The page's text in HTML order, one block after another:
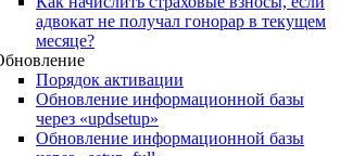
адвокат не получал гонорар в текущем
месяце?
Порядок активации
Обновление информационной базы
через «updsetup»
Обновление информационной базы